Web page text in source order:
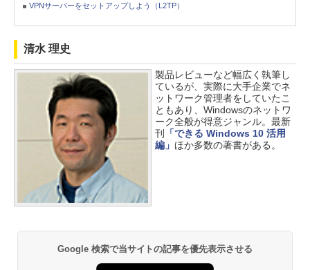
VPNサーバーをセットアップしよう（L2TP）
清水 理史
製品レビューなど幅広く執筆し
ているが、実際に大手企業でネ
ットワーク管理者をしていたこ
ともあり、Windowsのネットワ
ーク全般が得意ジャンル。最新
刊
「できる Windows 10 活用
編」 ほか多数の著書がある。
Google 検索で当サイトの記事を優先表示させる